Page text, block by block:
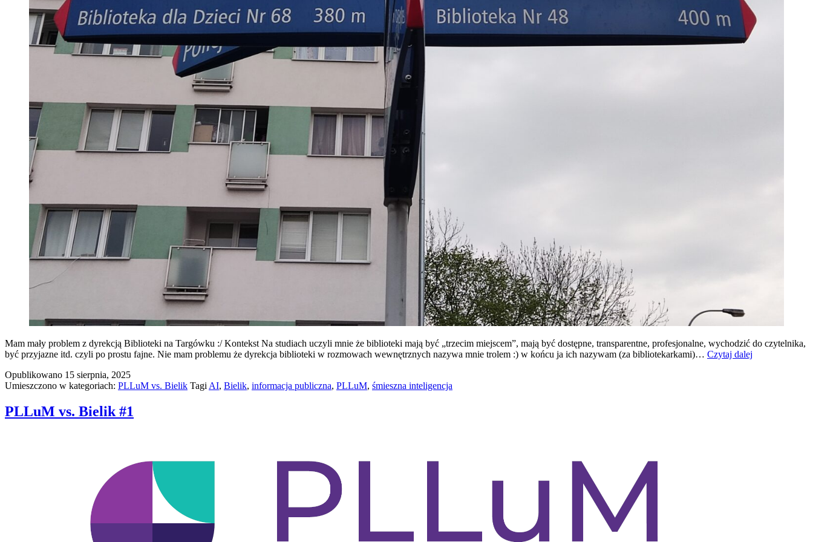
Mam mały problem z dyrekcją Biblioteki na Targówku :/ Kontekst Na studiach uczyli mnie że biblioteki mają być „trzecim miejscem”, mają być dostępne, transparentne, profesjonalne, wychodzić do czytelnika,
być przyjazne itd. czyli po prostu fajne. Nie mam problemu że dyrekcja biblioteki w rozmowach wewnętrznych nazywa mnie trolem :) w końcu ja ich nazywam (za bibliotekarkami)… Czytaj dalej
Opublikowano 15 sierpnia, 2025
Umieszczono w kategoriach: PLLuM vs. Bielik TagiAI, Bielik, informacja publiczna, PLLuM, śmieszna inteligencja
PLLuM vs. Bielik #1